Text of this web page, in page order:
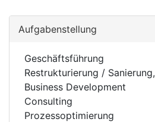
Aufgabenstellung
Geschäftsführung
Restrukturierung /
Business Development
Consulting
Prozessoptimierung